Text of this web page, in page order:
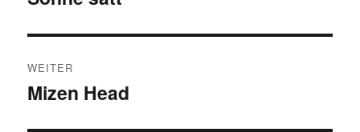
WEITER
Nächster
Mizen Head